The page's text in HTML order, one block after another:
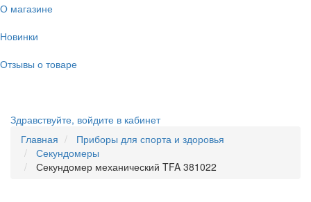
О магазине
Новинки
Отзывы о товаре
Здравствуйте, войдите в кабинет
Главная
Приборы для спорта и здоровья
Секундомеры
Секундомер механический TFA 381022